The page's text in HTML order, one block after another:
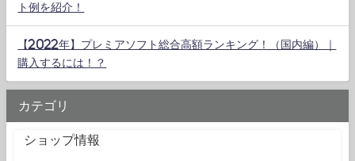
ト例を紹介！
【2022年】プレミアソフト総合高額ランキング！（国内編）｜
購入するには！？
カテゴリ
ショップ情報